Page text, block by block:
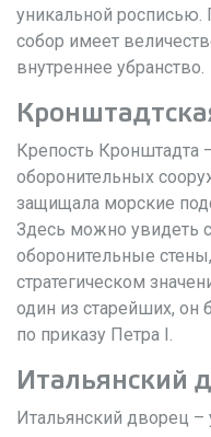
уникальной росписью.
собор имеет
внутреннее убранство.
Крепость Кронштадта
оборонительных
защищала морские
Здесь можно увидеть
оборонительные
стратегическом
один из старейших,
по приказу Петра I.
Итальянский
Итальянский дворец –